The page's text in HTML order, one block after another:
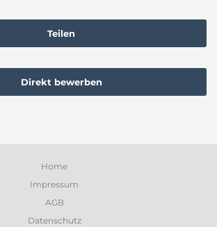
Teilen
Direkt bewerben
Home
Impressum
AGB
Datenschutz